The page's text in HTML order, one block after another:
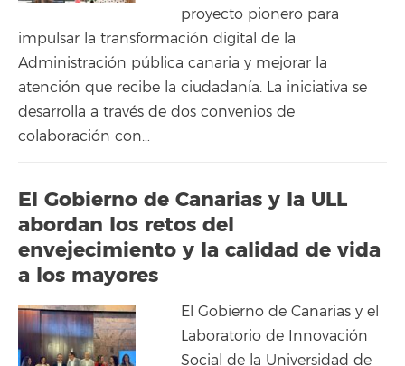
proyecto pionero para
impulsar la transformación digital de la
Administración pública canaria y mejorar la
atención que recibe la ciudadanía. La iniciativa se
desarrolla a través de dos convenios de
colaboración con…
El Gobierno de Canarias y la ULL
abordan los retos del
envejecimiento y la calidad de vida
a los mayores
El Gobierno de Canarias y el
Laboratorio de Innovación
Social de la Universidad de